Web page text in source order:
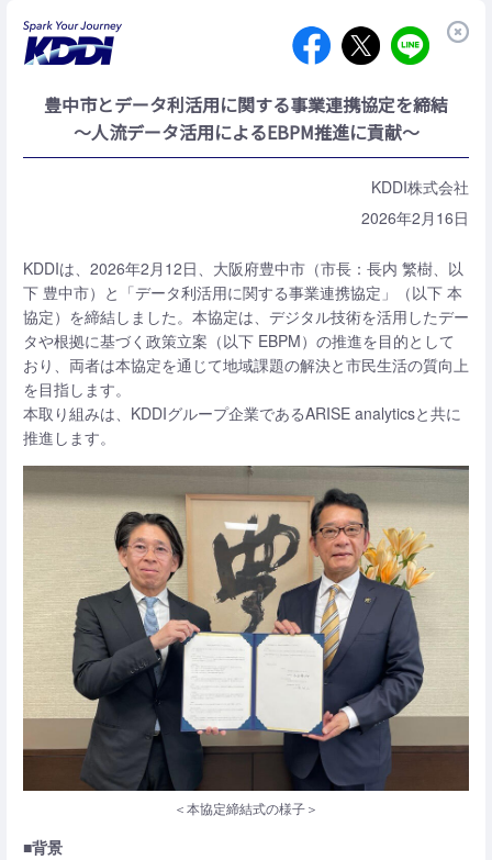
豊中市とデータ利活用に関する事業連携協定を締結
～人流データ活用によるEBPM推進に貢献～
KDDI株式会社
2026年2月16日
KDDIは、2026年2月12日、大阪府豊中市（市長：長内 繁樹、以
下 豊中市）と「データ利活用に関する事業連携協定」（以下 本
協定）を締結しました。本協定は、デジタル技術を活用したデー
タや根拠に基づく政策立案（以下 EBPM）の推進を目的として
おり、両者は本協定を通じて地域課題の解決と市民生活の質向上
を目指します。
本取り組みは、KDDIグループ企業であるARISE analyticsと共に
推進します。
＜本協定締結式の様子＞
■背景